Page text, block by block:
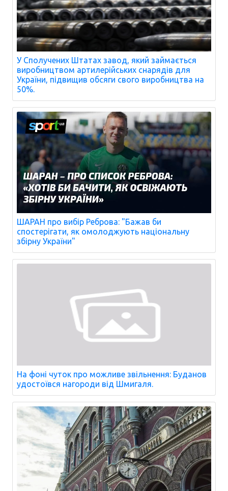
У Сполучених Штатах завод, який займається
виробництвом артилерійських снарядів для
України, підвищив обсяги свого виробництва на
50%.
ШАРАН про вибір Реброва: "Бажав би
спостерігати, як омолоджують національну
збірну України"
На фоні чуток про можливе звільнення: Буданов
удостоївся нагороди від Шмигаля.